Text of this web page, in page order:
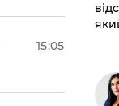
15:05